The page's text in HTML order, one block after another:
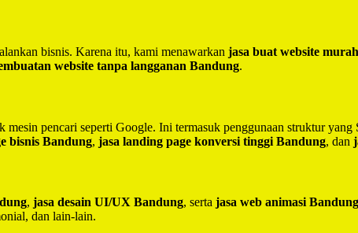
bisnis. Karena itu, kami menawarkan jasa buat website
website tanpa langganan Bandung.
mesin pencari seperti Google. Ini termasuk penggunaan struktur
bisnis Bandung, jasa landing page konversi tinggi Bandung, dan
, jasa desain UI/UX Bandung, serta jasa web animasi Bandung
dan lain-lain.